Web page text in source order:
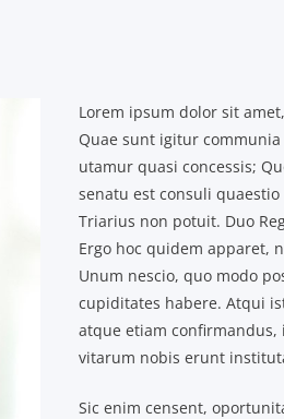
Lorem ipsum dolor sit
Quae sunt igitur
utamur quasi concessis;
senatu est consuli quaestio
Triarius non potuit. Duo
Ergo hoc quidem apparet,
Unum nescio, quo modo
cupiditates habere. Atqui
atque etiam
vitarum nobis erunt
Sic enim censent,